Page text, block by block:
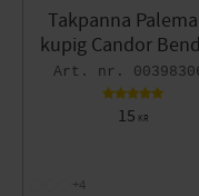
Takpanna
kupig Candor
15 KR
+4